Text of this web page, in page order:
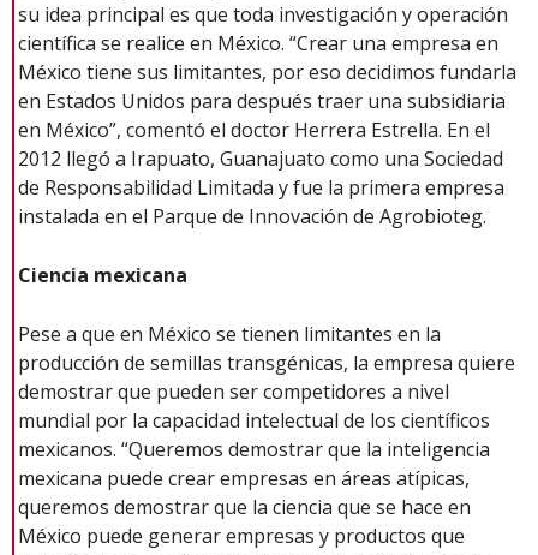
su idea principal es que toda investigación y operación
científica se realice en México. “Crear una empresa en
México tiene sus limitantes, por eso decidimos fundarla
en Estados Unidos para después traer una subsidiaria
en México”, comentó el doctor Herrera Estrella. En el
2012 llegó a Irapuato, Guanajuato como una Sociedad
de Responsabilidad Limitada y fue la primera empresa
instalada en el Parque de Innovación de Agrobioteg.
Ciencia mexicana
Pese a que en México se tienen limitantes en la
producción de semillas transgénicas, la empresa quiere
demostrar que pueden ser competidores a nivel
mundial por la capacidad intelectual de los científicos
mexicanos. “Queremos demostrar que la inteligencia
mexicana puede crear empresas en áreas atípicas,
queremos demostrar que la ciencia que se hace en
México puede generar empresas y productos que